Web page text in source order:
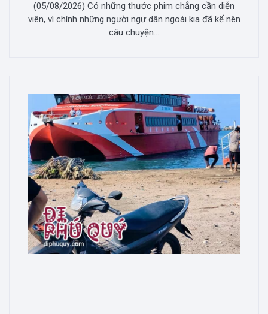
(05/08/2026) Có những thước phim chẳng cần diễn
viên, vì chính những người ngư dân ngoài kia đã kể nên
câu chuyện...